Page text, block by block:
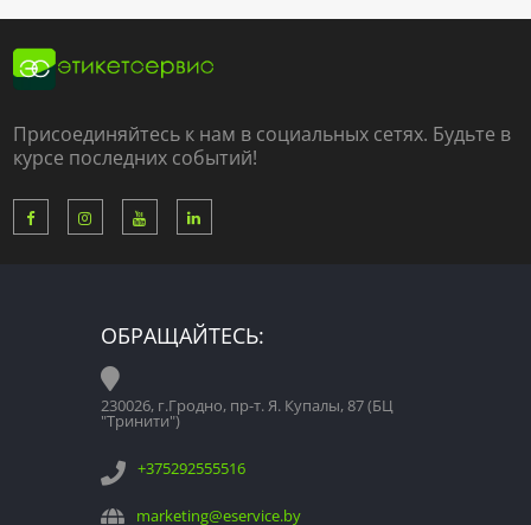
Присоединяйтесь к нам в социальных сетях. Будьте в
курсе последних событий!
ОБРАЩАЙТЕСЬ:
230026, г.Гродно, пр-т. Я. Купалы, 87 (БЦ
"Тринити")
+375292555516
marketing@eservice.by